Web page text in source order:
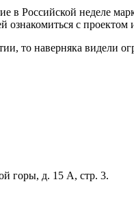
в Российской неделе
ознакомиться с
то наверняка видели
горы, д. 15 А, стр. 3.